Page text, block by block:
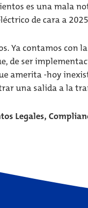
es una mala
de cara a
Ya contamos con
de ser
amerita -hoy
una salida a la
Legales,